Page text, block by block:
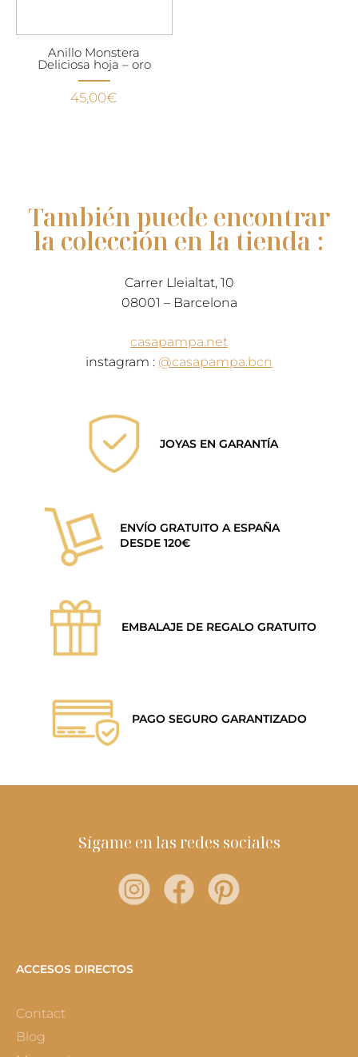
Anillo Monstera
Deliciosa hoja – oro
45,00€
También puede encontrar
la colección en la tienda :
Carrer Lleialtat, 10
08001 – Barcelona
casapampa.net
instagram​ : @casapampa.bcn
JOYAS EN GARANTÍA
ENVÍO GRATUITO A ESPAÑA
DESDE 120€
EMBALAJE DE REGALO GRATUITO
PAGO SEGURO GARANTIZADO
Sígame en las redes sociales
ACCESOS DIRECTOS
Contact
Blog